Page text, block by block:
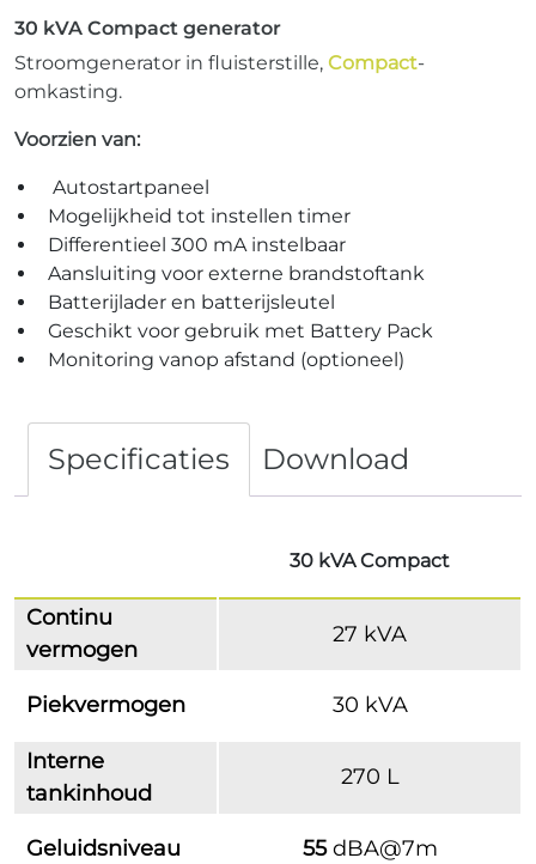
30 kVA Compact generator
Stroomgenerator in fluisterstille, Compact-
omkasting.
Voorzien van:
Autostartpaneel
Mogelijkheid tot instellen timer
Differentieel 300 mA instelbaar
Aansluiting voor externe brandstoftank
Batterijlader en batterijsleutel
Geschikt voor gebruik met Battery Pack
Monitoring vanop afstand (optioneel)
Specificaties Download
30 kVACompact
Continu
vermogen
27 kVA
Piekvermogen 30 kVA
Interne
tankinhoud
270 L
Geluidsniveau 55dBA@7m